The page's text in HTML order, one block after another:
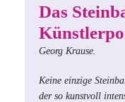
Das
Georg Krause.
Keine einzige
der so kunstvoll